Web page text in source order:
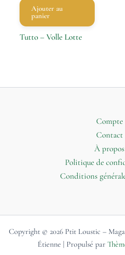
Ajouter au
panier
Tutto – Volle Lotte
Compte
Contact
À propos
Politique de
Conditions
Copyright © 2026 Ptit Loustic –
Étienne | Propulsé par